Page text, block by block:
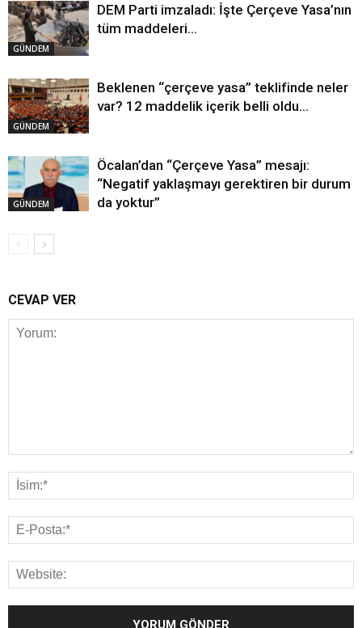
GÜNDEM
DEM Parti imzaladı: İşte Çerçeve Yasa’nın
tüm maddeleri…
GÜNDEM
Beklenen “çerçeve yasa” teklifinde neler
var? 12 maddelik içerik belli oldu…
GÜNDEM
Öcalan’dan “Çerçeve Yasa” mesajı:
“Negatif yaklaşmayı gerektiren bir durum
da yoktur”
CEVAP VER